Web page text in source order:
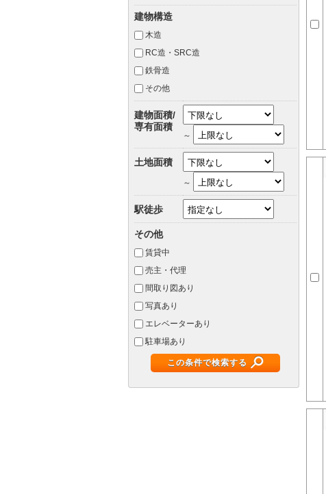
建物構造
木造
RC造・SRC造
鉄骨造
その他
建物面積/
専有面積
～
土地面積
～
駅徒歩
その他
賃貸中
売主・代理
間取り図あり
写真あり
エレベーターあり
駐車場あり
この条件で検索する